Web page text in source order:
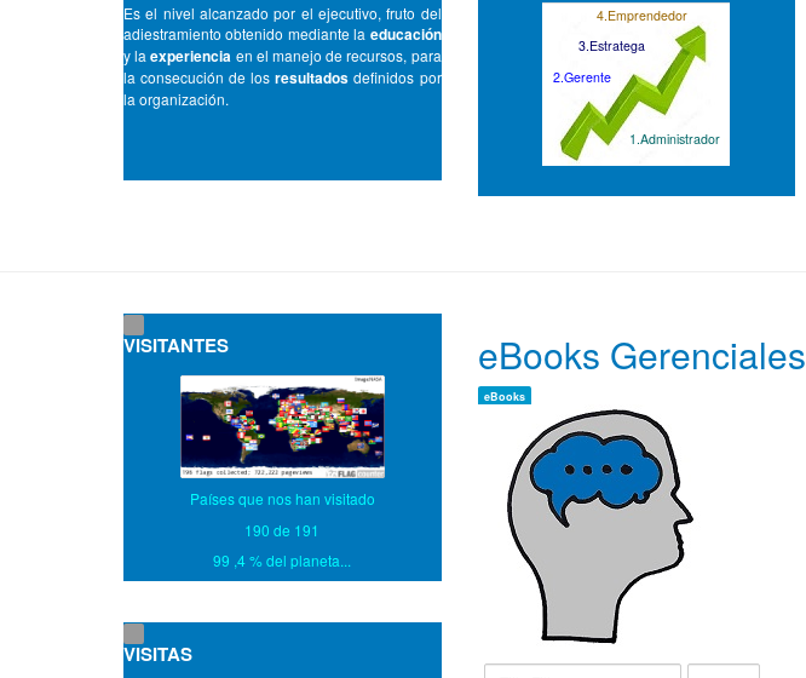
Es el nivel alcanzado por el ejecutivo, fruto del
adiestramiento obtenido mediante la educación
y laexperiencia en el manejo de recursos, para
la consecución de losresultados definidos por
la organización.
4.Emprendedor
3.Estratega
2.Gerente
1.Administrador
eBooks Gerenciales
eBooks
Title
Display
VISITANTES
Países que nos han visitado
190 de 191
99 ,4 % del planeta...
VISITAS